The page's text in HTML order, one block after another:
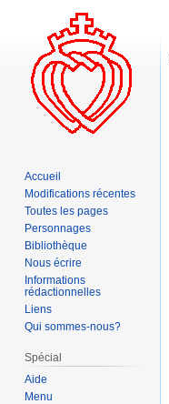
Accueil
Modifications récentes
Toutes les pages
Personnages
Bibliothèque
Nous écrire
Informations
rédactionnelles
Liens
Qui sommes-nous?
Spécial
Aide
Menu